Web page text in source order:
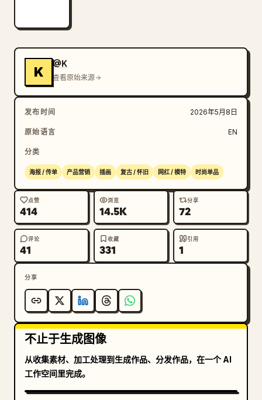
告海报，具备强烈的都市编辑特色、超细节的纹理、清晰的
焦点、电影级的色彩分级以及高度精炼的视觉叙事。
K
@K
查看原始来源
发布时间 2026年5月8日
原始语言 EN
分类
海报 / 传单 产品营销 插画 复古 / 怀旧 网红 / 模特 时尚单品
点赞
414
浏览
14.5K
分享
72
评论
41
收藏
331
引用
1
分享
不止于生成图像
从收集素材、加工处理到生成作品、分发作品，在一个 AI
工作空间里完成。